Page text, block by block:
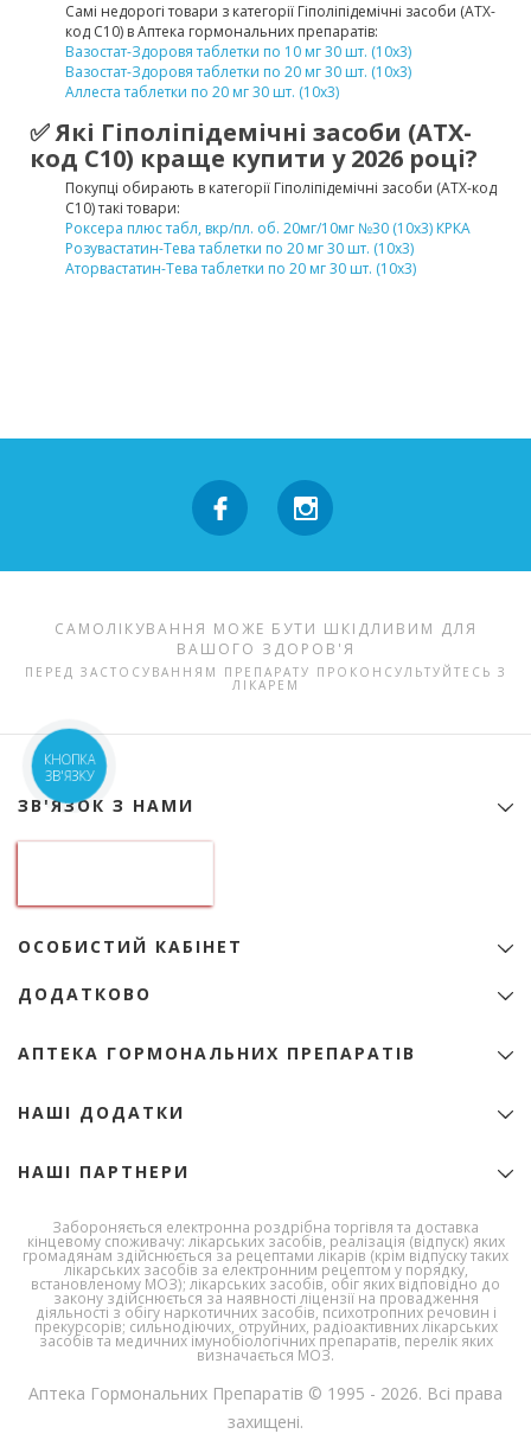
Самі недорогі товари з категорії Гіполіпідемічні засоби (ATX-
код C10) в Аптека гормональних препаратів:
Вазостат-Здоровя таблетки по 10 мг 30 шт. (10х3)
Вазостат-Здоровя таблетки по 20 мг 30 шт. (10х3)
Аллеста таблетки по 20 мг 30 шт. (10х3)
✅ Які Гіполіпідемічні засоби (ATX-
код C10) краще купити у 2026 році?
Покупці обирають в категорії Гіполіпідемічні засоби (ATX-код
C10) такі товари:
Роксера плюс табл, вкр/пл. об. 20мг/10мг №30 (10х3) КРКА
Розувастатин-Тева таблетки по 20 мг 30 шт. (10х3)
Аторвастатин-Тева таблетки по 20 мг 30 шт. (10х3)
САМОЛІКУВАННЯ МОЖЕ БУТИ ШКІДЛИВИМ ДЛЯ
ВАШОГО ЗДОРОВ'Я
ПЕРЕД ЗАСТОСУВАННЯМ ПРЕПАРАТУ ПРОКОНСУЛЬТУЙТЕСЬ З
ЛІКАРЕМ
ЗВ'ЯЗОК З НАМИ
Контактна інформація
б-р Лесі Українки, 9
+38 (068) 345-01-31
Мережа аптек на мапі
ОСОБИСТИЙ КАБІНЕТ
Закладки
ДОДАТКОВО
Акції
Ліки за алфавітом
Корисна інформація
АПТЕКА ГОРМОНАЛЬНИХ ПРЕПАРАТІВ
Сертифікати
Полiтика конфiденцiйностi
Умови використання сайту
Про Компанію
Політика повернення
Політика якості
Робота в компанії
НАШІ ДОДАТКИ
НАШІ ПАРТНЕРИ
України з
лікарських
засобів та
контролю за
наркотиками
Забороняється електронна роздрібна торгівля та доставка
кінцевому споживачу: лікарських засобів, реалізація (відпуск) яких
громадянам здійснюється за рецептами лікарів (крім відпуску таких
лікарських засобів за електронним рецептом у порядку,
встановленому МОЗ); лікарських засобів, обіг яких відповідно до
закону здійснюється за наявності ліцензії на провадження
діяльності з обігу наркотичних засобів, психотропних речовин і
прекурсорів; сильнодіючих, отруйних, радіоактивних лікарських
засобів та медичних імунобіологічних препаратів, перелік яких
визначається МОЗ.
Аптека Гормональних Препаратів © 1995 - 2026. Всі права
захищені.
КНОПКА
ЗВ'ЯЗКУ